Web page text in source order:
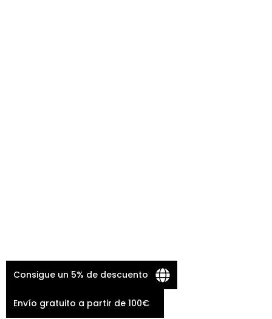
Consigue un 5% de descuento
Envío gratuito a partir de 100€